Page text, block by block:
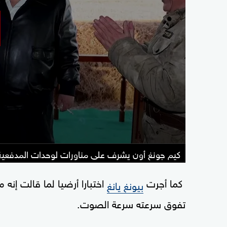
كيم جونغ أون يشرف على مناورات لوحدات
كما أجرت بيونغ يانغ اختبارا أرضيا لما قالت
تفوق سرعته سرعة الصوت.